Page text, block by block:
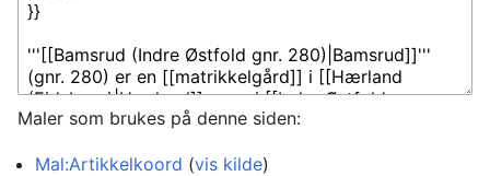
Maler som brukes på denne siden:
Mal:Artikkelkoord (vis kilde)